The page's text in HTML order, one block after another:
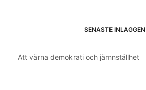
SENASTE INLÄGGEN
Att värna demokrati och jämnställhet